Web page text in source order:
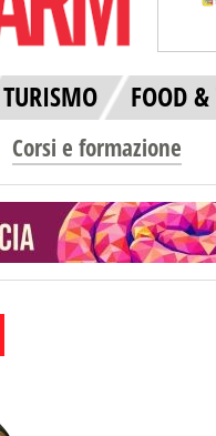
TURISMO FOOD
Corsi e formazione